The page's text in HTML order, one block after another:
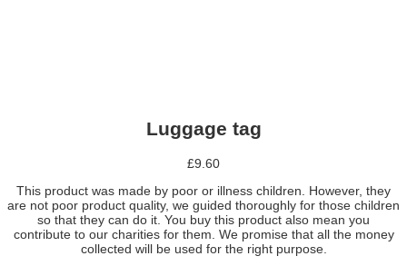
Luggage tag
£9.60
This product was made by poor or illness children. However, they
are not poor product quality, we guided thoroughly for those children
so that they can do it. You buy this product also mean you
contribute to our charities for them. We promise that all the money
collected will be used for the right purpose.